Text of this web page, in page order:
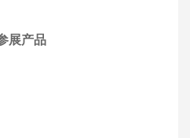
展产品